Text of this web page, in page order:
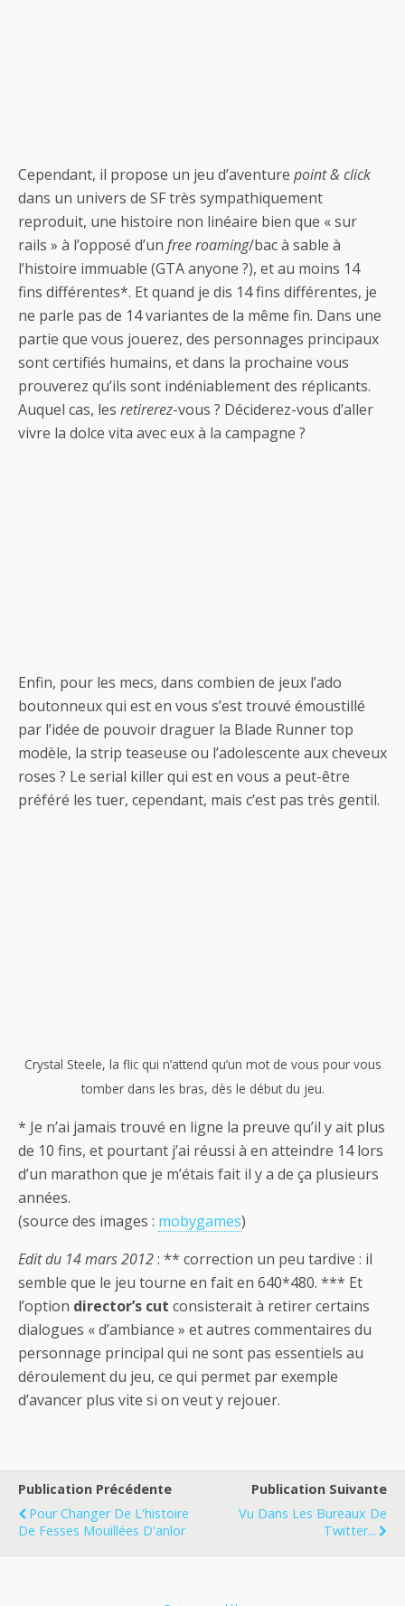
Cependant, il propose un jeu d’aventure point & click
dans un univers de SF très sympathiquement
reproduit, une histoire non linéaire bien que « sur
rails » à l’opposé d’un free roaming/bac à sable à
l’histoire immuable (GTA anyone ?), et au moins 14
fins différentes*. Et quand je dis 14 fins différentes, je
ne parle pas de 14 variantes de la même fin. Dans une
partie que vous jouerez, des personnages principaux
sont certifiés humains, et dans la prochaine vous
prouverez qu’ils sont indéniablement des réplicants.
Auquel cas, les retirerez-vous ? Déciderez-vous d’aller
vivre la dolce vita avec eux à la campagne ?
Enfin, pour les mecs, dans combien de jeux l’ado
boutonneux qui est en vous s’est trouvé émoustillé
par l’idée de pouvoir draguer la Blade Runner top
modèle, la strip teaseuse ou l’adolescente aux cheveux
roses ? Le serial killer qui est en vous a peut-être
préféré les tuer, cependant, mais c’est pas très gentil.
Crystal Steele, la flic qui n’attend qu’un mot de vous pour vous
tomber dans les bras, dès le début du jeu.
* Je n’ai jamais trouvé en ligne la preuve qu’il y ait plus
de 10 fins, et pourtant j’ai réussi à en atteindre 14 lors
d’un marathon que je m’étais fait il y a de ça plusieurs
années.
(source des images : mobygames)
Edit du 14 mars 2012: ** correction un peu tardive : il
semble que le jeu tourne en fait en 640*480. *** Et
l’option director’s cut consisterait à retirer certains
dialogues « d’ambiance » et autres commentaires du
personnage principal qui ne sont pas essentiels au
déroulement du jeu, ce qui permet par exemple
d’avancer plus vite si on veut y rejouer.
Publication Précédente
Pour Changer De L'histoire
De Fesses Mouillées D'anlor
Publication Suivante
Vu Dans Les Bureaux De
Twitter...